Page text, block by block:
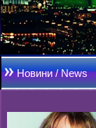
Новини / News